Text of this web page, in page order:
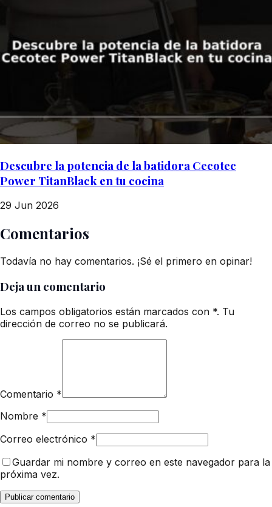
Descubre la potencia de la batidora Cecotec
Power TitanBlack en tu cocina
29 Jun 2026
Comentarios
Todavía no hay comentarios. ¡Sé el primero en opinar!
Deja un comentario
Los campos obligatorios están marcados con *. Tu
dirección de correo no se publicará.
Comentario *
Nombre *
Correo electrónico *
Guardar mi nombre y correo en este navegador para la
próxima vez.